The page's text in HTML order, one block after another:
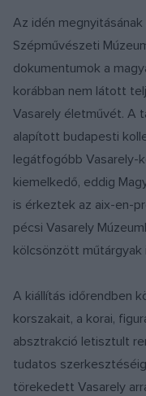
Az idén
Szépművészeti
dokumentumok a
korábban nem látott
Vasarely életművét. A
alapított budapesti
legátfogóbb Vasarely-
kiemelkedő, eddig
is érkeztek az aix-en-
pécsi Vasarely
kölcsönzött
A kiállítás időrendben
korszakait, a korai,
absztrakció letisztult
tudatos
törekedett Vasarely